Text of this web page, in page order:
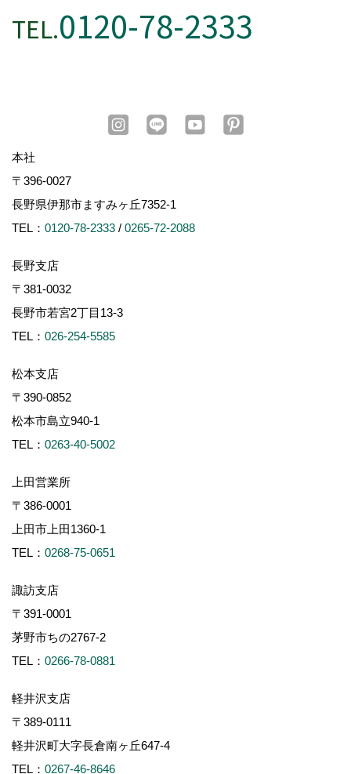
TEL.0120-78-2333
本社
〒396-0027
長野県伊那市ますみヶ丘7352-1
TEL： 0120-78-2333 / 0265-72-2088
長野支店
〒381-0032
長野市若宮2丁目13-3
TEL： 026-254-5585
松本支店
〒390-0852
松本市島立940-1
TEL： 0263-40-5002
上田営業所
〒386-0001
上田市上田1360-1
TEL： 0268-75-0651
諏訪支店
〒391-0001
茅野市ちの2767-2
TEL： 0266-78-0881
軽井沢支店
〒389-0111
軽井沢町大字長倉南ヶ丘647-4
TEL： 0267-46-8646